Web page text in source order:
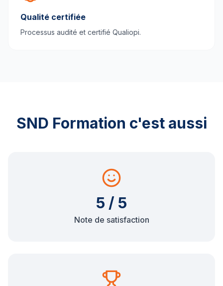
Qualité certifiée
Processus audité et certifié Qualiopi.
SND Formation c'est aussi
5 / 5
Note de satisfaction